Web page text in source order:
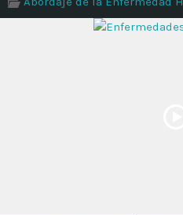
Time